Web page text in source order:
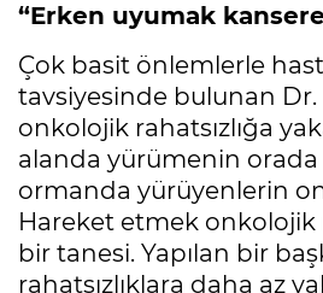
“Erken uyumak
Çok basit önlemlerle
tavsiyesinde bulunan Dr.
onkolojik rahatsızlığa
alanda yürümenin orada
ormanda yürüyenlerin
Hareket etmek onkolojik
bir tanesi. Yapılan bir
rahatsızlıklara daha az